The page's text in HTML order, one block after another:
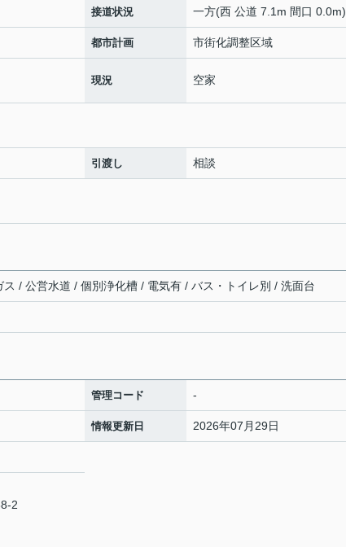
接道状況 一方(西 公道 7.1m 間口 0.0m)
都市計画 市街化調整区域
現況 空家
引渡し 相談
/ 公営水道 / 個別浄化槽 / 電気有 / バス・トイレ別 / 洗面台
管理コード -
情報更新日 2026年07月29日
2